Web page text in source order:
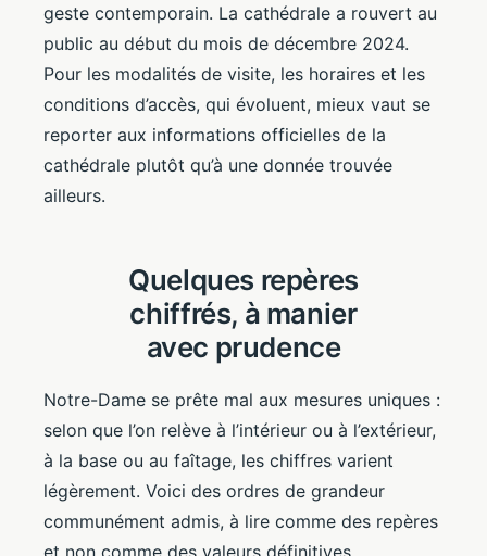
geste contemporain. La cathédrale a rouvert au
public au début du mois de décembre 2024.
Pour les modalités de visite, les horaires et les
conditions d’accès, qui évoluent, mieux vaut se
reporter aux informations officielles de la
cathédrale plutôt qu’à une donnée trouvée
ailleurs.
Quelques repères
chiffrés, à manier
avec prudence
Notre-Dame se prête mal aux mesures uniques :
selon que l’on relève à l’intérieur ou à l’extérieur,
à la base ou au faîtage, les chiffres varient
légèrement. Voici des ordres de grandeur
communément admis, à lire comme des repères
et non comme des valeurs définitives.